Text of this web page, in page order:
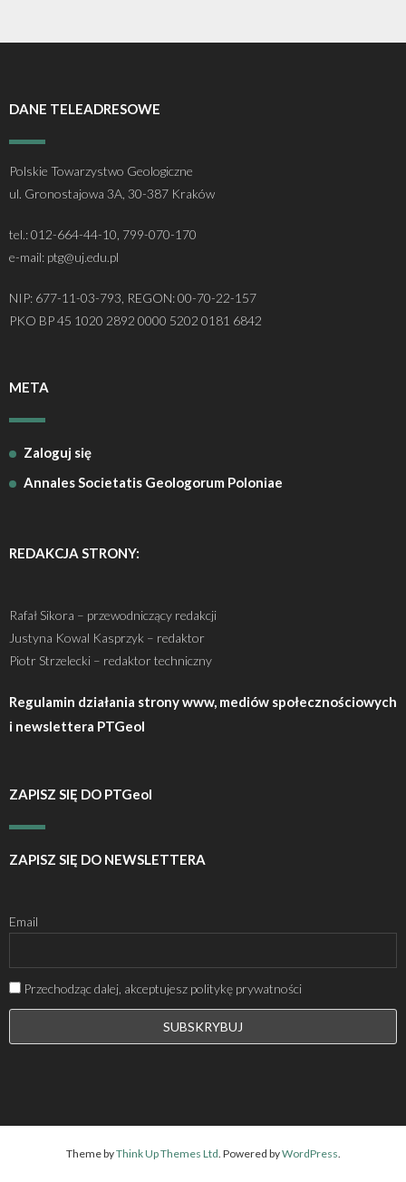
DANE TELEADRESOWE
Polskie Towarzystwo Geologiczne
ul. Gronostajowa 3A, 30-387 Kraków
tel.: 012-664-44-10, 799-070-170
e-mail: ptg@uj.edu.pl
NIP: 677-11-03-793, REGON: 00-70-22-157
PKO BP 45 1020 2892 0000 5202 0181 6842
META
Zaloguj się
Annales Societatis Geologorum Poloniae
REDAKCJA STRONY:
Rafał Sikora – przewodniczący redakcji
Justyna Kowal Kasprzyk – redaktor
Piotr Strzelecki – redaktor techniczny
Regulamin działania strony www, mediów społecznościowych
i newslettera PTGeol
ZAPISZ SIĘ DO PTGeol
ZAPISZ SIĘ DO NEWSLETTERA
Email
Przechodząc dalej, akceptujesz politykę prywatności
Theme byThink Up Themes Ltd . Powered byWordPress